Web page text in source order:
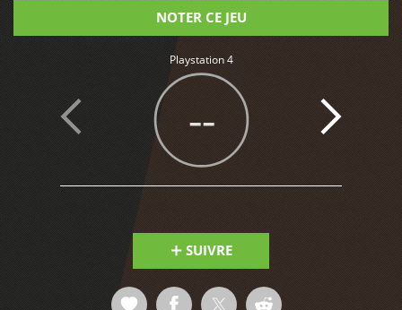
NOTER CE JEU
Playstation 4
--
SUIVRE